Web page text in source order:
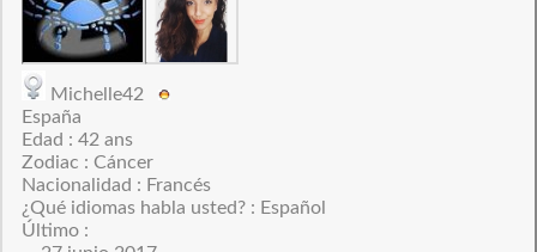
Michelle42
España
Edad : 42 ans
Zodiac : Cáncer
Nacionalidad : Francés
¿Qué idiomas habla usted? : Español
Último :